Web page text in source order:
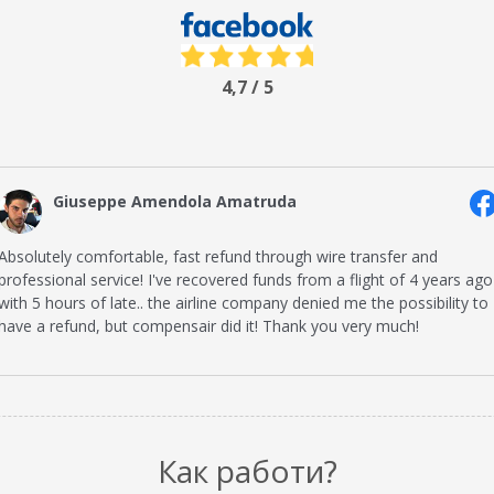
4,7 / 5
Giuseppe Amendola Amatruda
comfortable, fast refund through wire transfer and
service! I've recovered funds from a flight of 4 years ago
5 hours of late.. the airline company denied me the possibility to
a refund, but compensair did it! Thank you very much!
Как работи?